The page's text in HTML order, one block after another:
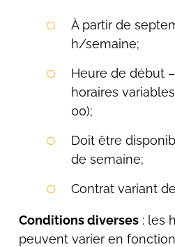
À partir de
h/semaine;
Heure de début
horaires
00);
Doit être
de semaine;
Contrat variant
Conditions diverses: les
peuvent varier en